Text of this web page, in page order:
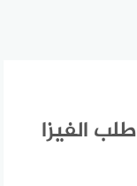
الفيزا